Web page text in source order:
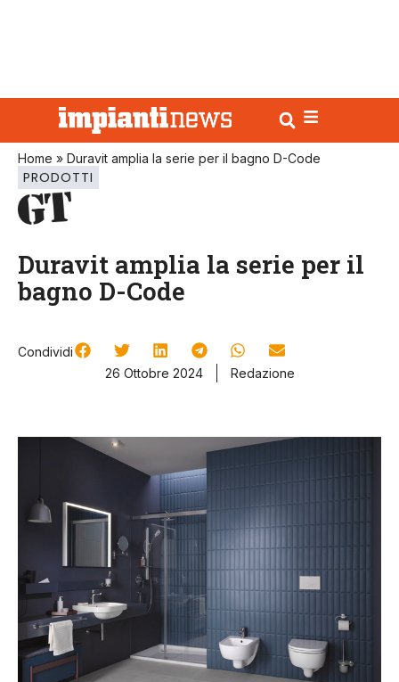
Home » Duravit amplia la serie per il bagno D-Code
PRODOTTI
Duravit amplia la serie per il
bagno D-Code
Condividi
26 Ottobre 2024
Redazione